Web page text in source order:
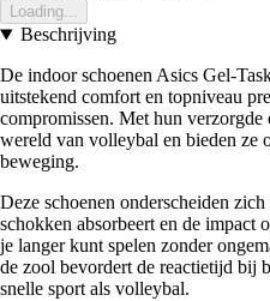
Loading...
Beschrijving
De indoor schoenen Asics Gel-
uitstekend comfort en topniveau
compromissen. Met hun verzorgde
wereld van volleybal en bieden ze
beweging.
Deze schoenen onderscheiden
schokken absorbeert en de impact
je langer kunt spelen zonder
de zool bevordert de reactietijd bij
snelle sport als volleybal.